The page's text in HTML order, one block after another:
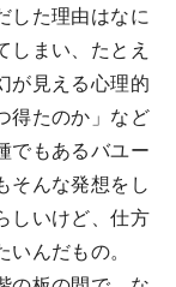
した理由はなに
しまい、たとえ
が見える心理的
得たのか」など
でもあるバユー
そんな発想をし
しいけど、仕方
んだもの。